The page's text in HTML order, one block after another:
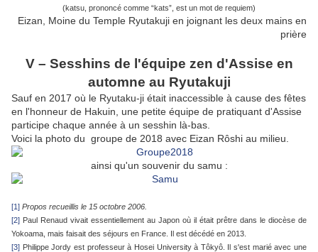
(katsu, prononcé comme “kats”, est un mot de requiem)
Eizan, Moine du Temple Ryutakuji en joignant les deux mains en
prière
V – Sesshins de l'équipe zen d'Assise en
automne au Ryutakuji
Sauf en 2017 où le Ryutaku-ji était inaccessible à cause des fêtes
en l'honneur de Hakuin, une petite équipe de pratiquant d'Assise
participe chaque année à un sesshin là-bas.
Voici la photo du groupe de 2018 avec Eizan Rôshi au milieu.
ainsi qu'un souvenir du samu :
[1] Propos recueillis le 15 octobre 2006.
[2] Paul Renaud vivait essentiellement au Japon où il était prêtre dans le diocèse de
Yokoama, mais faisait des séjours en France. Il est décédé en 2013.
[3] Philippe Jordy est professeur à Hosei University à Tôkyô. Il s'est marié avec une